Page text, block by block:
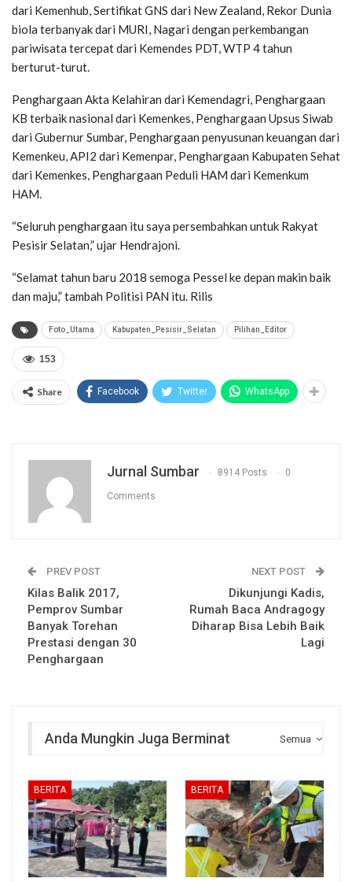
dari Kemenhub, Sertifikat GNS dari New Zealand, Rekor Dunia
biola terbanyak dari MURI, Nagari dengan perkembangan
pariwisata tercepat dari Kemendes PDT, WTP 4 tahun
berturut-turut.
Penghargaan Akta Kelahiran dari Kemendagri, Penghargaan
KB terbaik nasional dari Kemenkes, Penghargaan Upsus Siwab
dari Gubernur Sumbar, Penghargaan penyusunan keuangan dari
Kemenkeu, API2 dari Kemenpar, Penghargaan Kabupaten Sehat
dari Kemenkes, Penghargaan Peduli HAM dari Kemenkum
HAM.
“Seluruh penghargaan itu saya persembahkan untuk Rakyat
Pesisir Selatan,” ujar Hendrajoni.
“Selamat tahun baru 2018 semoga Pessel ke depan makin baik
dan maju,” tambah Politisi PAN itu. Rilis
Foto_Utama Kabupaten_Pesisir_Selatan Pilihan_Editor
153
Share Facebook Twitter WhatsApp
Jurnal Sumbar 8914 Posts 0
Comments
PREV POST
Kilas Balik 2017,
Pemprov Sumbar
Banyak Torehan
Prestasi dengan 30
Penghargaan
NEXT POST
Dikunjungi Kadis,
Rumah Baca Andragogy
Diharap Bisa Lebih Baik
Lagi
Semua
Anda Mungkin Juga Berminat
BERITA BERITA